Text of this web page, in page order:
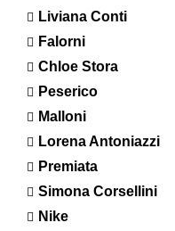
Liviana Conti
Falorni
Chloe Stora
Peserico
Malloni
Lorena Antoniazzi
Premiata
Simona Corsellini
Nike